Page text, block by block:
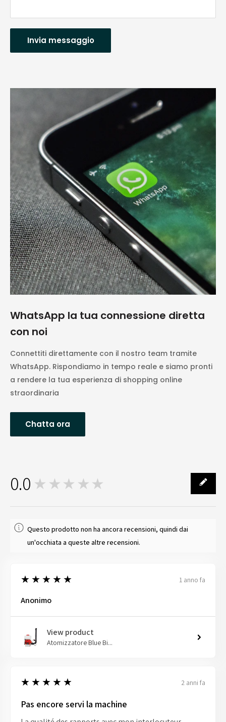
Invia messaggio
WhatsApp la tua connessione diretta
con noi
Connettiti direttamente con il nostro team tramite
WhatsApp. Rispondiamo in tempo reale e siamo pronti
a rendere la tua esperienza di shopping online
straordinaria
Chatta ora
0.0 ★★★★★
Questo prodotto non ha ancora recensioni, quindi dai
un'occhiata a queste altre recensioni.
5
★★★★★ 1 anno fa
Anonimo
View product
Atomizzatore Blue Bi...
5
★★★★★ 2 anni fa
Pas encore servi la machine